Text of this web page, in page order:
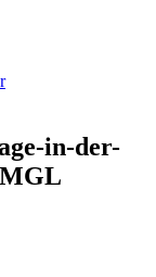
in-der-